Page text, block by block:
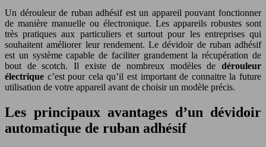
Un dérouleur de ruban adhésif est un appareil pouvant fonctionner
de manière manuelle ou électronique. Les appareils robustes sont
très pratiques aux particuliers et surtout pour les entreprises qui
souhaitent améliorer leur rendement. Le dévidoir de ruban adhésif
est un système capable de faciliter grandement la récupération de
bout de scotch. Il existe de nombreux modèles de dérouleur
électrique c’est pour cela qu’il est important de connaitre la future
utilisation de votre appareil avant de choisir un modèle précis.
Les principaux avantages d’un dévidoir
automatique de ruban adhésif